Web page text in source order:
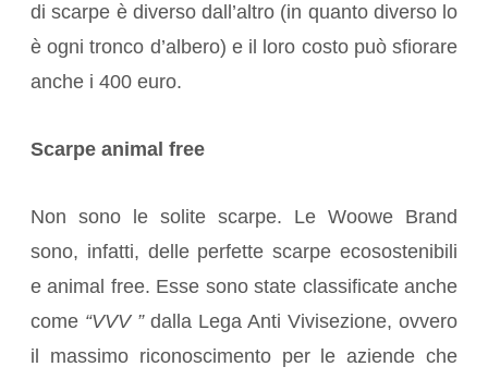
di scarpe è diverso dall’altro (in quanto diverso lo
è ogni tronco d’albero) e il loro costo può sfiorare
anche i 400 euro.
Scarpe animal free
Non sono le solite scarpe. Le Woowe Brand
sono, infatti, delle perfette scarpe ecosostenibili
e animal free. Esse sono state classificate anche
come “VVV ”dalla Lega Anti Vivisezione, ovvero
il massimo riconoscimento per le aziende che